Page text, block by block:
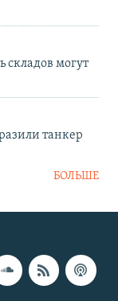
могут
танкер
БОЛЬШЕ